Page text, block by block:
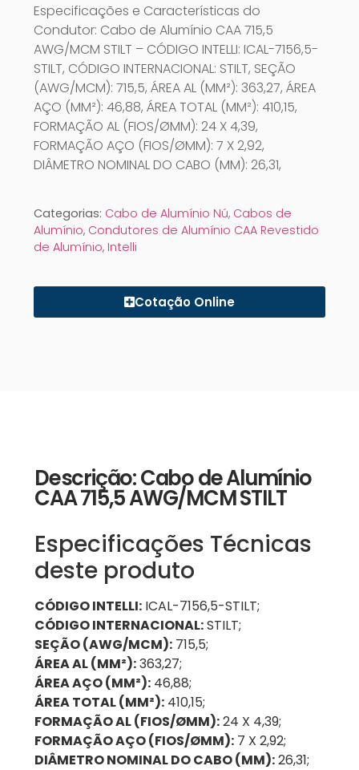
Especificações e Características do
Condutor: Cabo de Alumínio CAA 715,5
AWG/MCM STILT – CÓDIGO INTELLI: ICAL-7156,5-
STILT, CÓDIGO INTERNACIONAL: STILT, SEÇÃO
(AWG/MCM): 715,5, ÁREA AL (MM²): 363,27, ÁREA
AÇO (MM²): 46,88, ÁREA TOTAL (MM²): 410,15,
FORMAÇÃO AL (FIOS/ØMM): 24 X 4,39,
FORMAÇÃO AÇO (FIOS/ØMM): 7 X 2,92,
DIÂMETRO NOMINAL DO CABO (MM): 26,31,
Categorias: Cabo de Alumínio Nú, Cabos de
Alumínio, Condutores de Alumínio CAA Revestido
de Alumínio, Intelli
Cotação Online
Descrição: Cabo de Alumínio
CAA 715,5 AWG/MCM STILT
Especificações Técnicas
deste produto
CÓDIGO INTELLI: ICAL-7156,5-STILT;
CÓDIGO INTERNACIONAL:STILT;
SEÇÃO (AWG/MCM): 715,5;
ÁREA AL (MM²):363,27;
ÁREA AÇO (MM²): 46,88;
ÁREA TOTAL (MM²): 410,15;
FORMAÇÃO AL (FIOS/ØMM):24 X 4,39;
FORMAÇÃO AÇO (FIOS/ØMM): 7 X 2,92;
DIÂMETRO NOMINAL DO CABO (MM):26,31;